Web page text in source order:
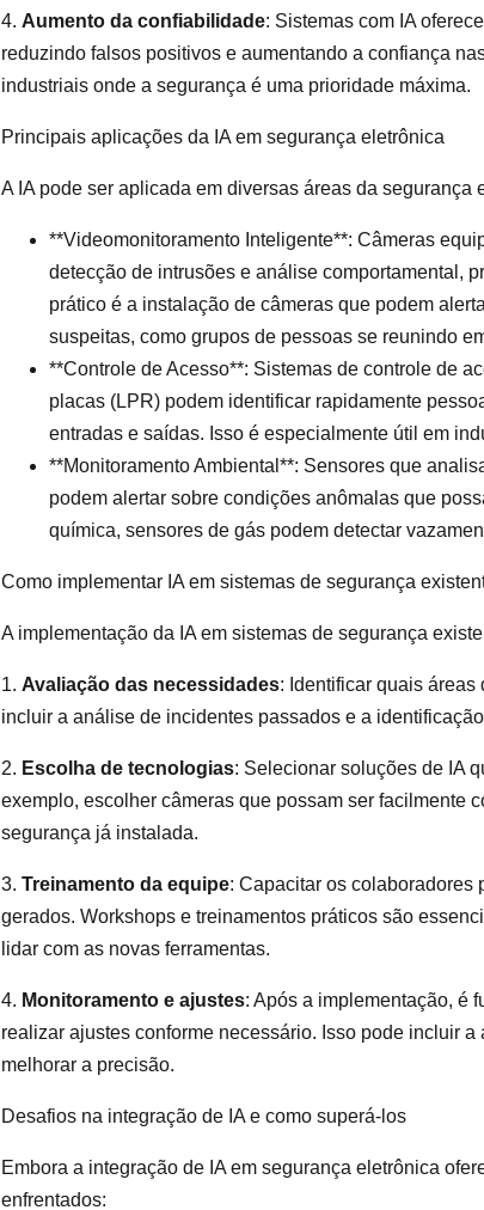
4. Aumento da confiabilidade: Sistemas com IA
reduzindo falsos positivos e aumentando a confiança
industriais onde a segurança é uma prioridade máxima.
Principais aplicações da IA em segurança eletrônica
A IA pode ser aplicada em diversas áreas da segurança
**Videomonitoramento Inteligente**: Câmeras
detecção de intrusões e análise comportamental,
prático é a instalação de câmeras que podem
suspeitas, como grupos de pessoas se reunindo
**Controle de Acesso**: Sistemas de controle de
placas (LPR) podem identificar rapidamente
entradas e saídas. Isso é especialmente útil em
**Monitoramento Ambiental**: Sensores que
podem alertar sobre condições anômalas que
química, sensores de gás podem detectar
Como implementar IA em sistemas de segurança
A implementação da IA em sistemas de segurança
1. Avaliação das necessidades: Identificar quais
incluir a análise de incidentes passados e a
2. Escolha de tecnologias: Selecionar soluções de IA
exemplo, escolher câmeras que possam ser facilmente
segurança já instalada.
3. Treinamento da equipe: Capacitar os colaboradores
gerados. Workshops e treinamentos práticos são
lidar com as novas ferramentas.
4. Monitoramento e ajustes: Após a implementação, é
realizar ajustes conforme necessário. Isso pode incluir
melhorar a precisão.
Desafios na integração de IA e como superá-los
Embora a integração de IA em segurança eletrônica
enfrentados: